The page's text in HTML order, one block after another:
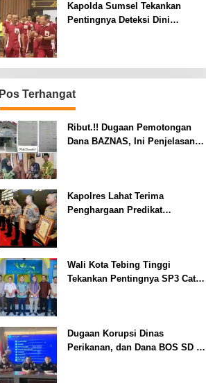
Kapolda Sumsel Tekankan
Pentingnya Deteksi Dini
Pos Terhangat
Ribut.!! Dugaan Pemotongan
Dana BAZNAS, Ini Penjelasan
Kapolres Lahat Terima
Penghargaan Predikat
Wali Kota Tebing Tinggi
Tekankan Pentingnya SP3 Catin
Dugaan Korupsi Dinas
Perikanan, dan Dana BOS SD –